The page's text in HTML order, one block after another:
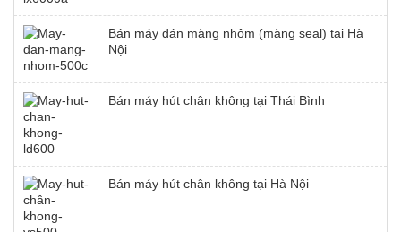
Bán máy dán màng nhôm (màng seal) tại Hà
Nội
Bán máy hút chân không tại Thái Bình
Bán máy hút chân không tại Hà Nội